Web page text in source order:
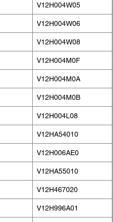
V12H004W05
V12H004W06
V12H004W08
V12H004M0F
V12H004M0A
V12H004M0B
V12H004L08
V12HA54010
V12H006AE0
V12HA55010
V12H467020
V12H996A01